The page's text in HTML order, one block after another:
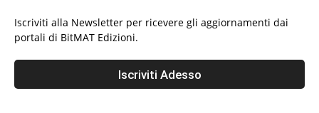
Iscriviti alla Newsletter per ricevere gli aggiornamenti dai
portali di BitMAT Edizioni.